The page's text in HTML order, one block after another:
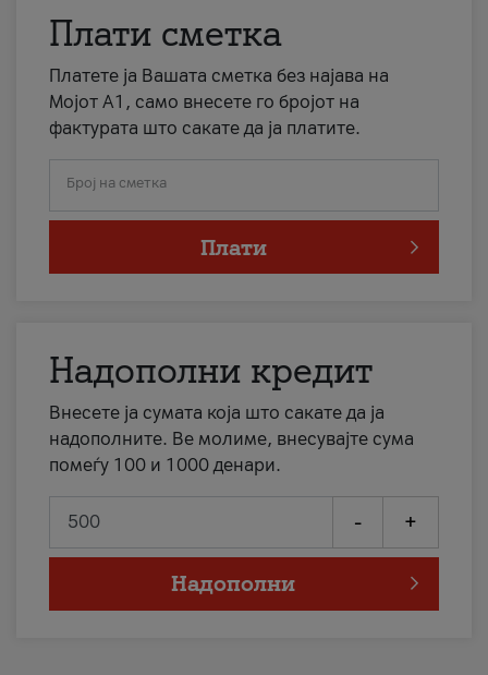
Плати сметка
Платете ја Вашата сметка без најава на
Мојот А1, само внесете го бројот на
фактурата што сакате да ја платите.
Број на сметка
Плати
Надополни кредит
Внесете ја сумата која што сакате да ја
надополните. Ве молиме, внесувајте сума
помеѓу 100 и 1000 денари.
- +
Надополни